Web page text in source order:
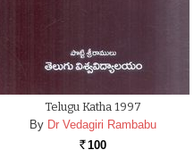
Telugu Katha 1997
By Dr Vedagiri Rambabu
Rs. 100